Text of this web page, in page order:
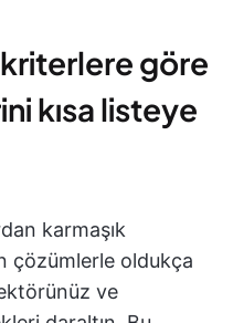
göre
kısa listeye
karmaşık
çözümlerle oldukça
ve